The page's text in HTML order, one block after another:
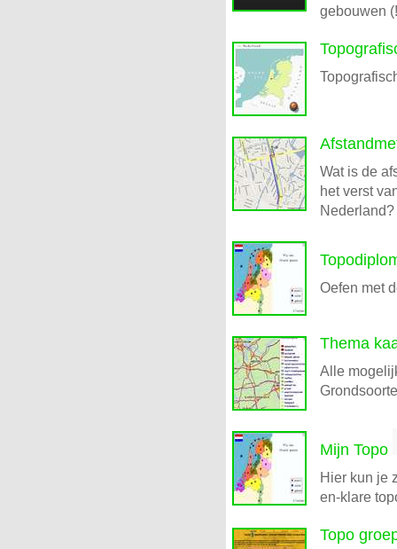
gebouwen
Wat is de
het verst
Nederland?
Oefen met
Thema
Alle
Mijn Topo
Hier kun je
en-klare
Topo